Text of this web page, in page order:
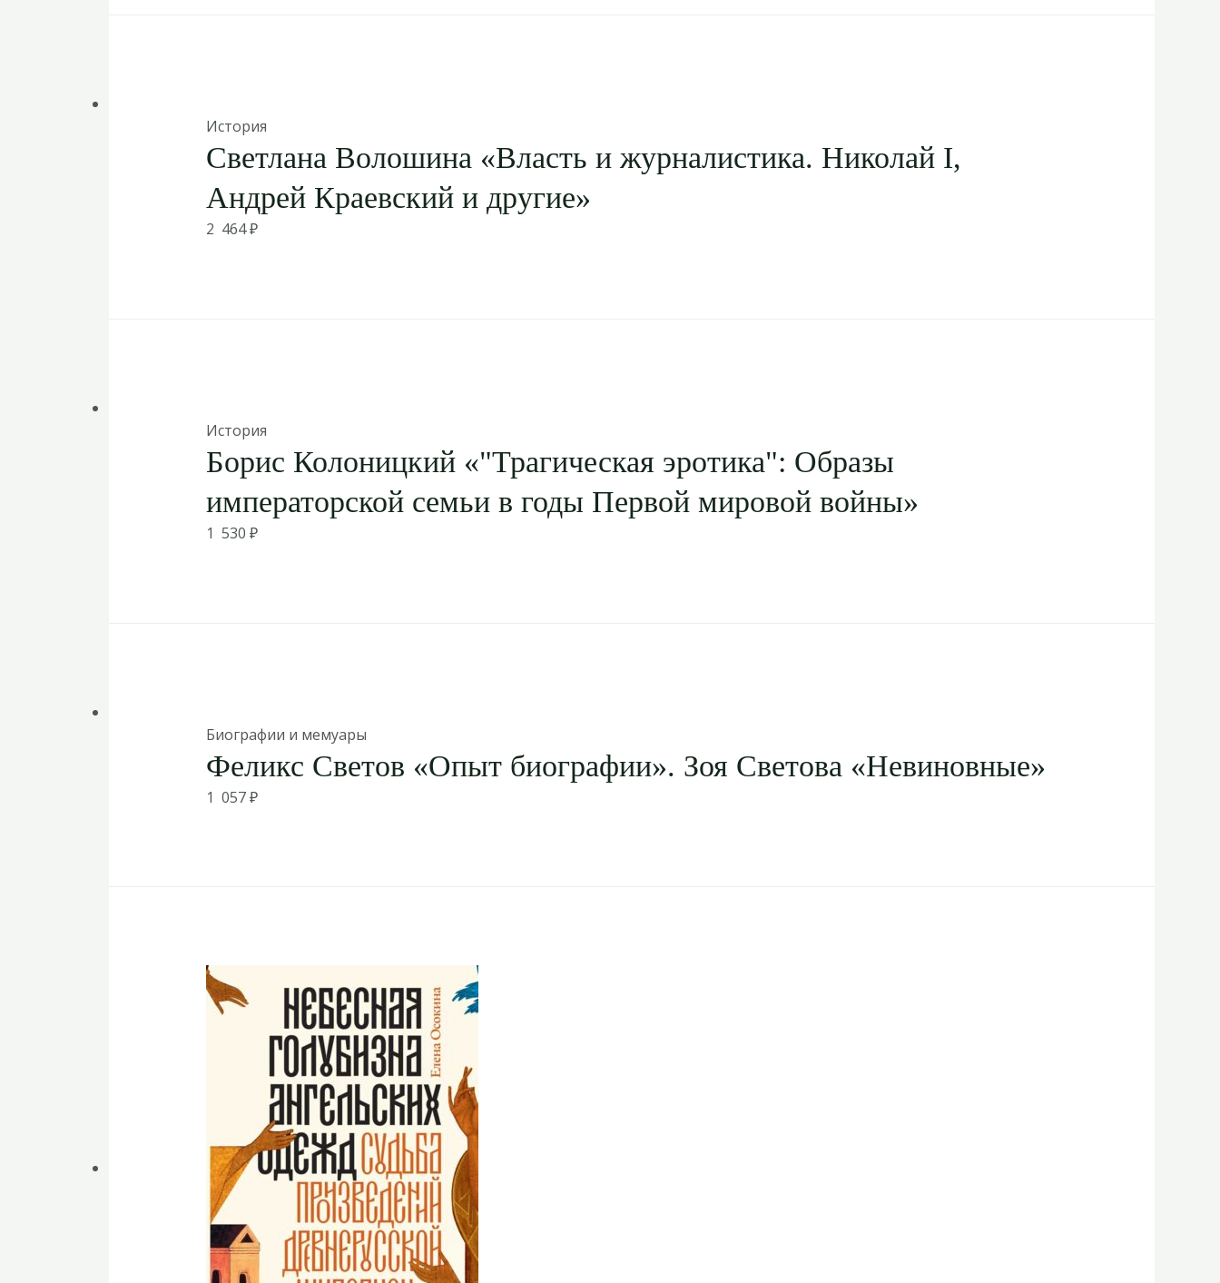
История
Светлана Волошина «Власть и журналистика. Николай I,
Андрей Краевский и другие»
2 464₽
История
Борис Колоницкий «"Трагическая эротика": Образы
императорской семьи в годы Первой мировой войны»
1 530 ₽
Биографии и мемуары
Феликс Светов «Опыт биографии». Зоя Светова «Невиновные»
1 057₽